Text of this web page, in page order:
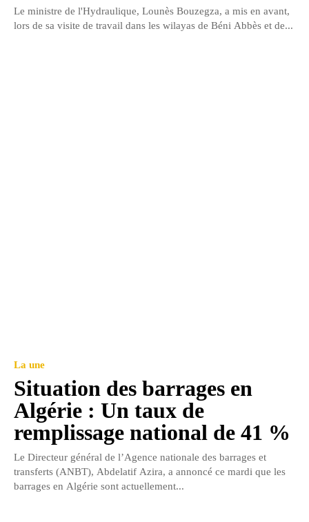
Le ministre de l'Hydraulique, Lounès Bouzegza, a mis en avant,
lors de sa visite de travail dans les wilayas de Béni Abbès et de...
La une
Situation des barrages en
Algérie : Un taux de
remplissage national de 41 %
Le Directeur général de l’Agence nationale des barrages et
transferts (ANBT), Abdelatif Azira, a annoncé ce mardi que les
barrages en Algérie sont actuellement...